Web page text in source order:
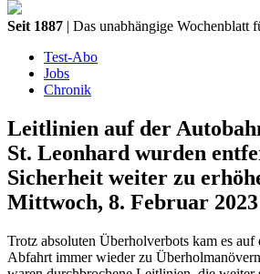
Seit 1887 | Das unabhängige Wochenblatt
Test-Abo
Jobs
Chronik
Leitlinien auf der
St. Leonhard wurden
Sicherheit weiter zu
Mittwoch, 8. Februar 2023
Trotz absoluten Überholverbots kam es
Abfahrt immer wieder zu